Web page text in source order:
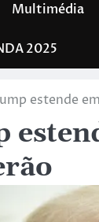
Multimédia
2025
estende